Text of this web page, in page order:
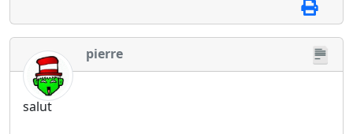
pierre
salut